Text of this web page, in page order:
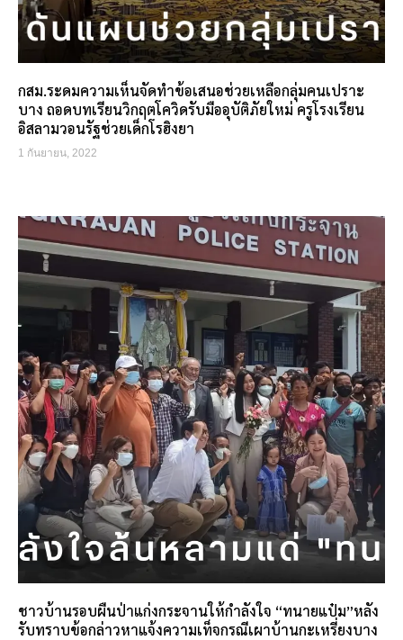
กสม.ระดมความเห็นจัดทำข้อเสนอช่วยเหลือกลุ่มคนเปราะ
บาง ถอดบทเรียนวิกฤตโควิดรับมืออุบัติภัยใหม่ ครูโรงเรียน
อิสลามวอนรัฐช่วยเด็กโรฮิงยา
1 กันยายน, 2022
ชาวบ้านรอบผืนป่าแก่งกระจานให้กำลังใจ “ทนายแป๋ม”หลัง
รับทราบข้อกล่าวหาแจ้งความเท็จกรณีเผาบ้านกะเหรี่ยงบาง